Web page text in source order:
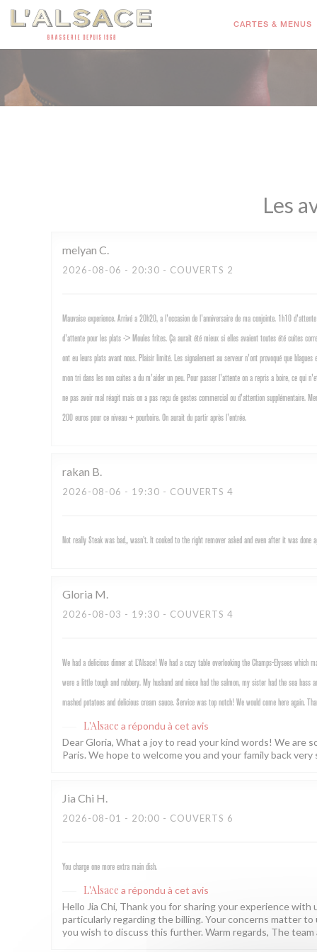
Personnalisation de vos choix en matière de cookies
CARTES & MENUS
Les
melyan C
2026-08-06 - 20:30 - COUVERTS 2
Mauvaise experience. Arrivé a 20h20, a l'occasion de l'anniversaire de ma conjointe. 1h10
d'attente pour les plats -> Moules frites. Ça aurait été mieux si elles avaient toutes été cuites
ont eu leurs plats avant nous. Plaisir limité. Les signalement au serveur n'ont provoqué que
mon tri dans les non cuites a du m'aider un peu. Pour passer l'attente on a repris a boire, ce qui
ne pas avoir mal réagit mais on a pas reçu de gestes commercial ou d'attention supplémentaire.
200 euros pour ce niveau + pourboire. On aurait du partir après l'entrée.
rakan B
2026-08-06 - 19:30 - COUVERTS 4
Not really Steak was bad,, wasn’t. It cooked to the right remover asked and even after it was
Gloria M
2026-08-03 - 19:30 - COUVERTS 4
We had a delicious dinner at L’Alsace! We had a cozy table overlooking the Champs-Elysees
were a little tough and rubbery. My husband and niece had the salmon, my sister had the sea
mashed potatoes and delicious cream sauce. Service was top notch! We would come here again.
L'Alsace a répondu à cet avis
Dear Gloria, What a joy to read your kind words! We are
Paris. We hope to welcome you and your family back
Jia Chi H
2026-08-01 - 20:00 - COUVERTS 6
You charge one more extra main dish.
L'Alsace a répondu à cet avis
Hello Jia Chi, Thank you for sharing your experience
particularly regarding the billing. Your concerns matter
you wish to discuss this further. Warm regards, The team